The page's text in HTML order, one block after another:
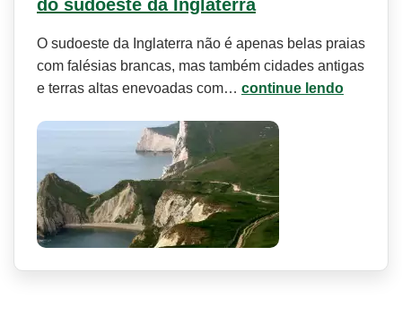
do sudoeste da Inglaterra
O sudoeste da Inglaterra não é apenas belas praias
com falésias brancas, mas também cidades antigas
e terras altas enevoadas com… continue lendo